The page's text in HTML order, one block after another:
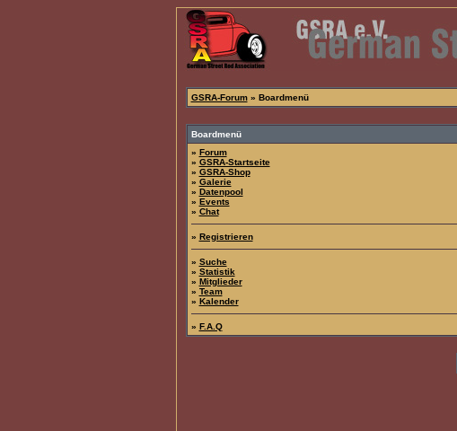
GSRA-Forum» Boardmenü
Boardmenü
» Forum
» GSRA-Startseite
» GSRA-Shop
» Galerie
» Datenpool
» Events
» Chat
» Registrieren
» Suche
» Statistik
» Mitglieder
» Team
» Kalender
» F.A.Q